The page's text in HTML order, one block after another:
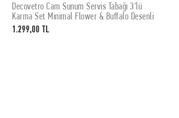
SEPETE EKLE
Decovetro Cam Sunum Servis Tabağı 3'lü
Karma Set Minimal Flower & Buffalo Desenli
1.299,00 TL